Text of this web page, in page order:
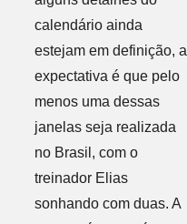
calendário ainda
estejam em definição, a
expectativa é que pelo
menos uma dessas
janelas seja realizada
no Brasil, com o
treinador Elias
sonhando com duas. A